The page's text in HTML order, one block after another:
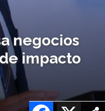
negocios
impacto
X
Facebook